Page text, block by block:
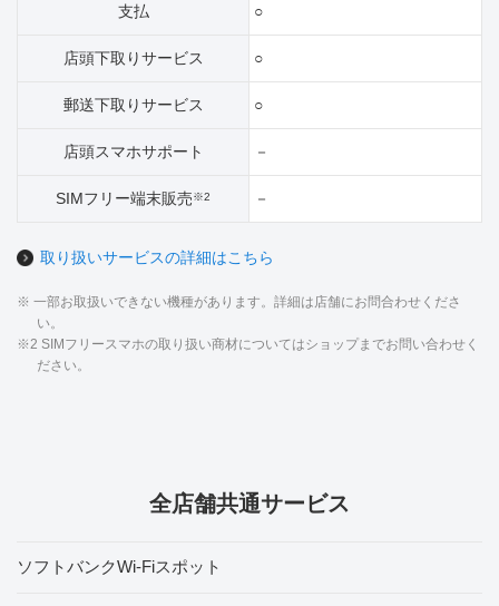
支払 ○
店頭下取りサービス ○
郵送下取りサービス ○
店頭スマホサポート －
SIMフリー端末販売※2 －
取り扱いサービスの詳細はこちら
※ 一部お取扱いできない機種があります。詳細は店舗にお問合わせくださ
い。
※2 SIMフリースマホの取り扱い商材についてはショップまでお問い合わせく
ださい。
全店舗共通サービス
ソフトバンクWi-Fiスポット